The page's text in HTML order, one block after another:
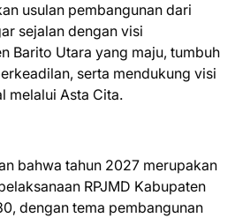
usulan pembangunan dari
sejalan dengan visi
Barito Utara yang maju, tumbuh
serta mendukung visi
melalui Asta Cita.
bahwa tahun 2027 merupakan
RPJMD Kabupaten
dengan tema pembangunan